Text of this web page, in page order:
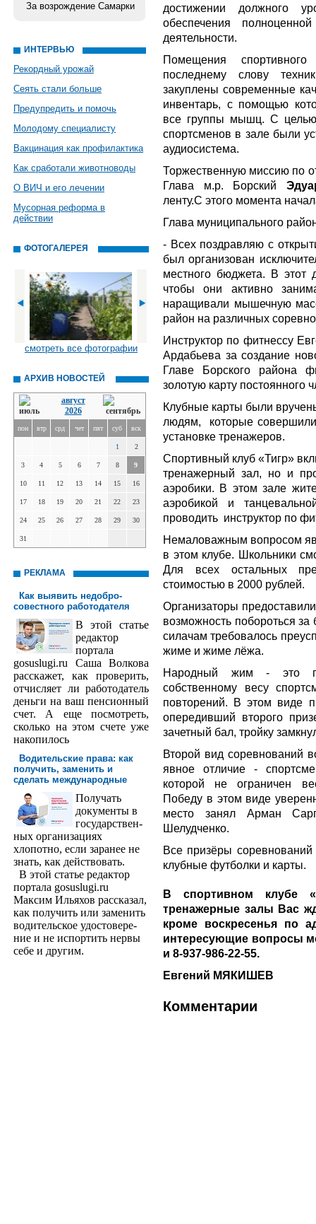
За возрождение Самарки
ИНТЕРВЬЮ
Рекордный урожай
Сеять стали больше
Предупредить и помочь
Молодому специалисту
Вакцинация как профилактика
Как сработали животноводы
О ВИЧ и его лечении
Мусорная реформа в
действии
ФОТОГАЛЕРЕЯ
смотреть все фотографии
АРХИВ НОВОСТЕЙ
август
2026
пон втр срд чет пят суб вск
1 2
3 4 5 6 7 8 9
10 11 12 13 14 15 16
17 18 19 20 21 22 23
24 25 26 27 28 29 30
31
РЕКЛАМА
Как выявить недобро­
совестного работодателя
В этой статье
редактор
порта­ла
gosuslugi.ru Саша Волкова
расскажет, как проверить,
отчисляет ли работодатель
деньги на ваш пенсионный
счет. А еще посмотреть,
сколько на этом счете уже
накопилось
Водительские права: как
получить, заменить и
сделать международ­ные
Получать
доку­менты в
государствен­
ных организациях
хлопотно, если заранее не
знать, как действовать.
В этой статье редактор
портала gosuslugi.ru
Максим Ильяхов рассказал,
как получить или заменить
водительское удостовере­
ние и не испортить нервы
себе и другим.
достижении должного
обеспечения
деятельности.
Помещения
последнему слову
закуплены современные
инвентарь, с помощью
все группы мышц. С
спортсменов в зале были
аудиосистема.
Торжественную миссию по
Глава м.р. Борский
ленту.С этого момента
Глава муниципального
- Всех поздравляю с
был организован
местного бюджета. В этот
чтобы они активно
наращивали мышечную
район на различных
Инструктор по фитнессу
Ардабьева за создание
Главе Борского района
золотую карту постоянного
Клубные карты были
людям,
которые
установке тренажеров.
Спортивный клуб «Тигр»
тренажерный зал, но и
аэробики. В этом зале
аэробикой и
проводить инструктор по
Немаловажным вопросом
в этом клубе. Школьники
Для всех остальных
стоимостью в 2000 рублей.
Организаторы
возможность побороться
силачам требовалось
жиме и жиме лёжа.
Народный жим - это
собственному весу
повторений. В этом виде
опередивший второго
зачетный бал, тройку
Второй вид соревнований
явное отличие -
которой не ограничен
Победу в этом виде
место занял Арман
Шелудченко.
Все призёры
клубные футболки и карты.
В спортивном клубе
тренажерные залы Вас
кроме воскресенья по
интересующие вопросы
и 8-937-986-22-55.
Евгений МЯКИШЕВ
Комментарии